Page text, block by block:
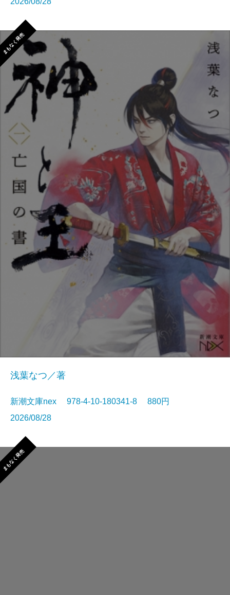
まもなく発売
浅葉なつ／著
新潮文庫nex 978-4-10-180341-8 880円
2026/08/28
まもなく発売